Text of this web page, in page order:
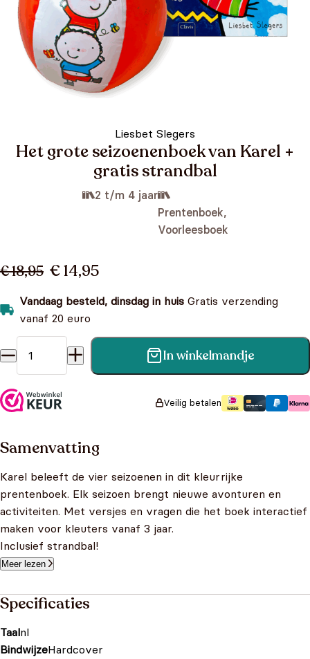
Liesbet Slegers
Het grote seizoenenboek van Karel +
gratis strandbal
2 t/m 4 jaar
Prentenboek,
Voorleesboek
€ 18,95 € 14,95
Vandaag besteld, dinsdag in huis Gratis verzending
vanaf 20 euro
Het grote seizoenenboek van Karel + gratis strandbal aantal
In winkelmandje
Veilig betalen
Samenvatting
Karel beleeft de vier seizoenen in dit kleurrijke
prentenboek. Elk seizoen brengt nieuwe avonturen en
activiteiten. Met versjes en vragen die het boek interactief
maken voor kleuters vanaf 3 jaar.
Inclusief strandbal!
Meer lezen
Specificaties
Taalnl
BindwijzeHardcover